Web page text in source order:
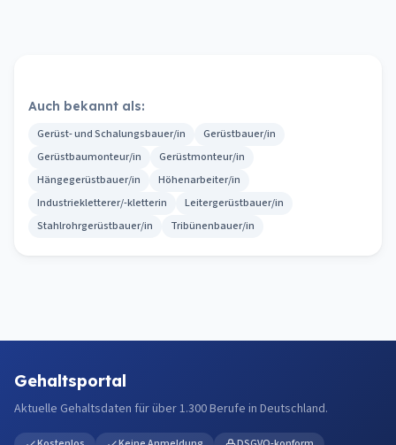
Auch bekannt als:
Gerüst- und Schalungsbauer/in
Gerüstbauer/in
Gerüstbaumonteur/in
Gerüstmonteur/in
Hängegerüstbauer/in
Höhenarbeiter/in
Industriekletterer/-kletterin
Leitergerüstbauer/in
Stahlrohrgerüstbauer/in
Tribünenbauer/in
Gehaltsportal
Aktuelle Gehaltsdaten für über 1.300 Berufe in Deutschland.